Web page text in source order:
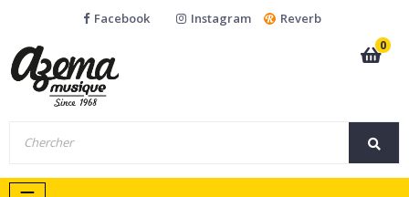
Facebook Instagram
Reverb
0